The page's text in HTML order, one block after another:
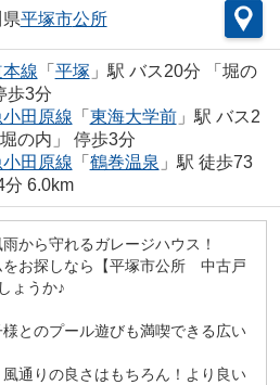
平塚市公所
線 「 平塚 」駅 バス20分 「堀の
歩3分
田原線 「 東海大学前」駅 バス2
の内」 停歩3分
田原線 「 鶴巻温泉 」駅 徒歩73
分 6.0km
から守れるガレージハウス！
をお探しなら【平塚市公所 中古戸
ょうか♪
とのプール遊びも満喫できる広い
通りの良さはもちろん！より良い